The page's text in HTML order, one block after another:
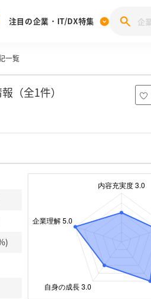
卒] 本選考体験記投稿キャンペーン
んなのDX企業就職ブランド調査
注目の企業・IT/DX特集
一覧
（全1件）